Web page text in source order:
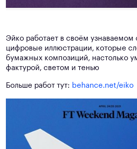
Эйко работает в своём узнаваемом
цифровые иллюстрации, которые
бумажных композиций, настолько
фактурой, светом и тенью
Больше работ тут: behance.net/eiko